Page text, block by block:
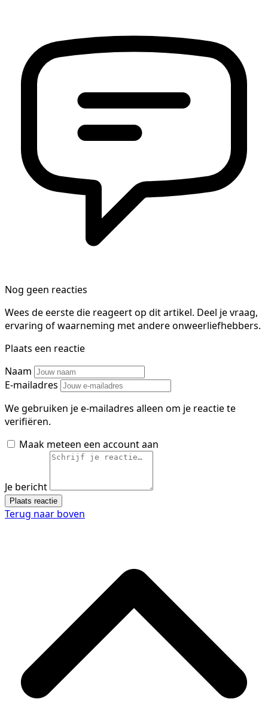
Nog geen reacties
Wees de eerste die reageert op dit artikel. Deel je vraag,
ervaring of waarneming met andere onweerliefhebbers.
Plaats een reactie
Naam
E-mailadres
We gebruiken je e-mailadres alleen om je reactie te
verifiëren.
Maak meteen een account aan
Je bericht
Plaats reactie
Terug naar boven